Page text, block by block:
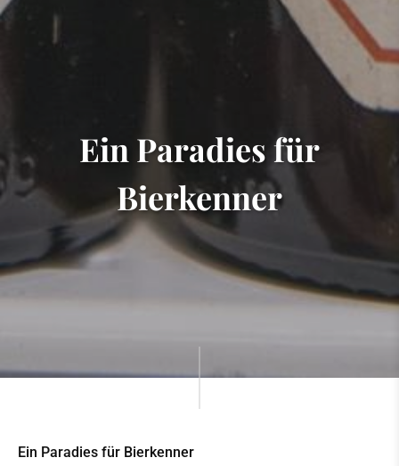
Ein Paradies für
Bierkenner
Ein Paradies für Bierkenner